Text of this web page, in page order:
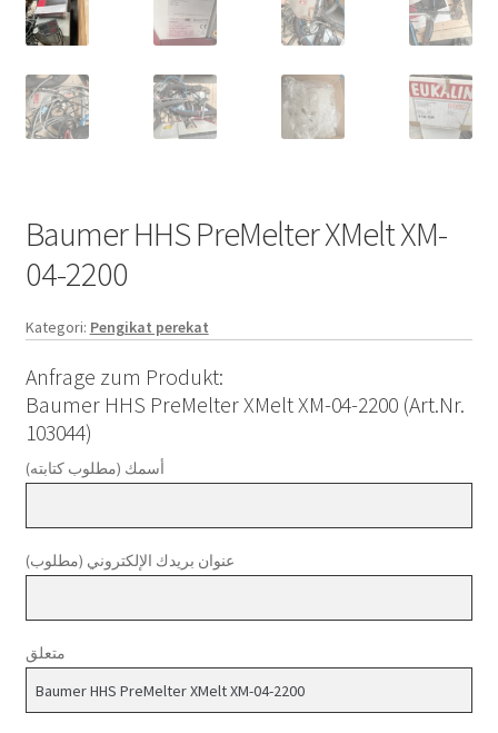
Baumer HHS PreMelter XMelt XM-
04-2200
Kategori: Pengikat perekat
Anfrage zum Produkt:
Baumer HHS PreMelter XMelt XM-04-2200 (Art.Nr.
103044)
أسمك (مطلوب كتابته)
عنوان بريدك الإلكتروني (مطلوب)
متعلق